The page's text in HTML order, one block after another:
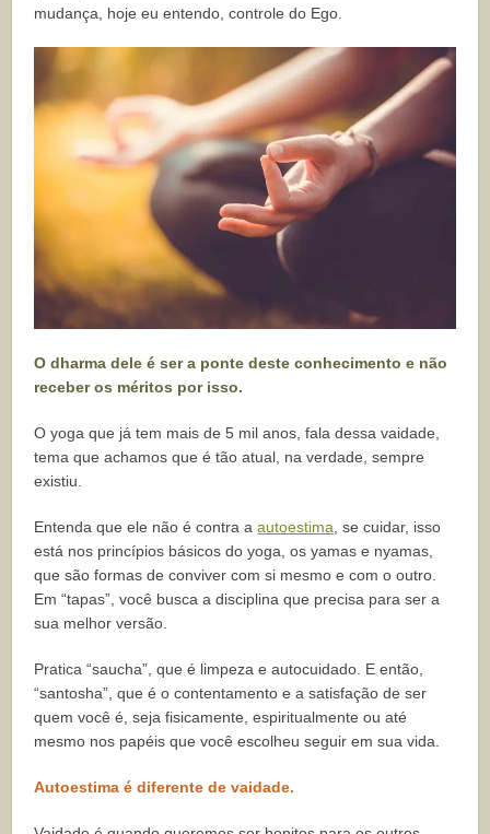
mudança, hoje eu entendo, controle do Ego.
O dharma dele é ser a ponte deste conhecimento e não
receber os méritos por isso.
O yoga que já tem mais de 5 mil anos, fala dessa vaidade,
tema que achamos que é tão atual, na verdade, sempre
existiu.
Entenda que ele não é contra aautoestima , se cuidar, isso
está nos princípios básicos do yoga, os yamas e nyamas,
que são formas de conviver com si mesmo e com o outro.
Em “tapas”, você busca a disciplina que precisa para ser a
sua melhor versão.
Pratica “saucha”, que é limpeza e autocuidado. E então,
“santosha”, que é o contentamento e a satisfação de ser
quem você é, seja fisicamente, espiritualmente ou até
mesmo nos papéis que você escolheu seguir em sua vida.
Autoestima é diferente de vaidade.